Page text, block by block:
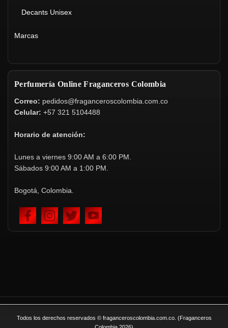
Decants Unisex
Marcas
Perfumería Online Fraganceros Colombia
Correo: pedidos@fraganceroscolombia.com.co
Celular: +57 321 5104488
Horario de atención:
Lunes a viernes 9:00 AM a 6:00 PM.
Sábados 9:00 AM a 1:00 PM.
Bogotá, Colombia.
Todos los derechos reservados © fraganceroscolombia.com.co. (Fraganceros
Colombia 2026)